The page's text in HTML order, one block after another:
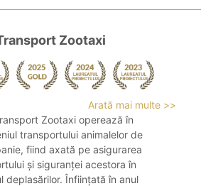
Zootaxi
Arată mai multe >>
Zootaxi operează în
transportului animalelor de
fiind axată pe asigurarea
și siguranței acestora în
deplasărilor. Înființată în anul